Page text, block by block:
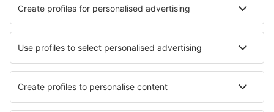
Läs mer
Mobilapp
Flygbolag
SAS
Ryanair
Lufthansa